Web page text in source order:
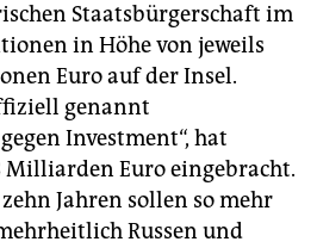
Staatsbürgerschaft im
in Höhe von jeweils
Euro auf der Insel.
genannt
Investment“, hat
Milliarden Euro eingebracht.
Jahren sollen so mehr
Russen und